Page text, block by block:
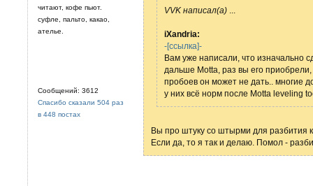
читают, кофе пьют.
суфле, пальто, какао,
ателье.
Сообщений: 3612
Спасибо сказали 504 раз
в 448 постах
VVK написал(а)
iXandria:
-[ссылка]-
Вам уже написали, что изначально
дальше Motta, раз вы его
пробоев он может не дать.. многие
у них всё норм после Motta leveling
Вы про штуку со штырми для разбития
Если да, то я так и делаю. Помол -